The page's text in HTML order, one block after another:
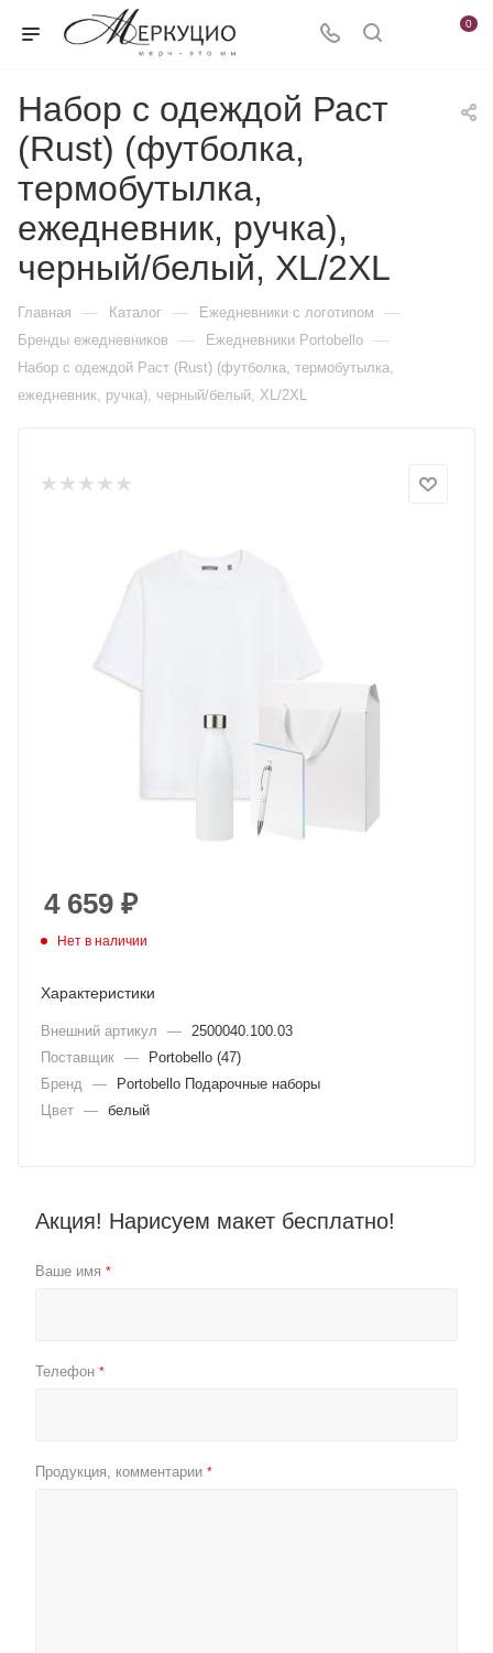
0
Набор с одеждой Раст
(Rust) (футболка,
термобутылка,
ежедневник, ручка),
черный/белый, XL/2XL
Главная — Каталог — Ежедневники c логотипом —
Бренды ежедневников — Ежедневники Portobello —
Набор с одеждой Раст (Rust) (футболка, термобутылка,
ежедневник, ручка), черный/белый, XL/2XL
4 659 ₽
Нет в наличии
Характеристики
Внешний артикул —
2500040.100.03
Поставщик —
Portobello (47)
Бренд
—
Portobello Подарочные наборы
Цвет — белый
Акция! Нарисуем макет бесплатно!
Ваше имя *
Телефон *
Продукция, комментарии *